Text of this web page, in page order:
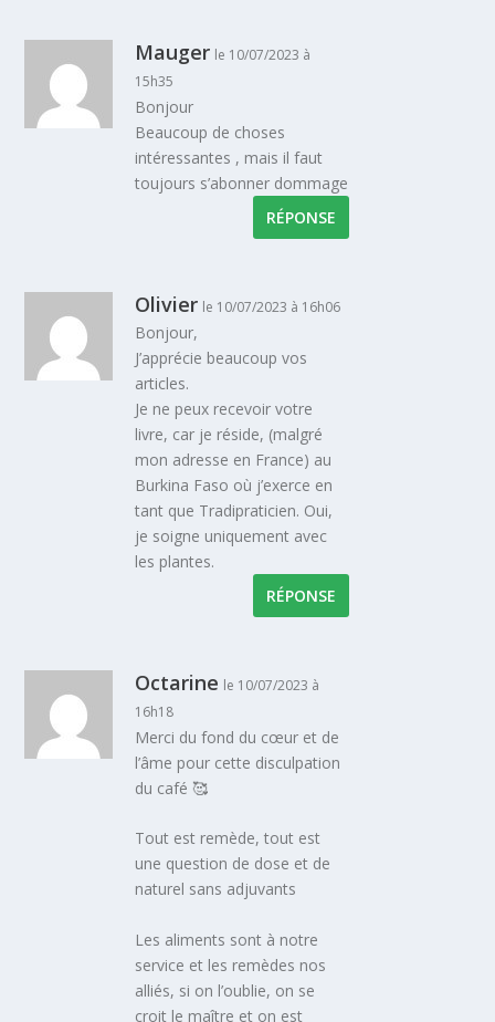
Mauger le 10/07/2023 à
15h35
Bonjour
Beaucoup de choses
intéressantes , mais il faut
toujours s’abonner dommage
RÉPONSE
Olivier le 10/07/2023 à 16h06
Bonjour,
J’apprécie beaucoup vos
articles.
Je ne peux recevoir votre
livre, car je réside, (malgré
mon adresse en France) au
Burkina Faso où j’exerce en
tant que Tradipraticien. Oui,
je soigne uniquement avec
les plantes.
RÉPONSE
Octarine le 10/07/2023 à
16h18
Merci du fond du cœur et de
l’âme pour cette disculpation
du café 🥰
Tout est remède, tout est
une question de dose et de
naturel sans adjuvants
Les aliments sont à notre
service et les remèdes nos
alliés, si on l’oublie, on se
croit le maître et on est